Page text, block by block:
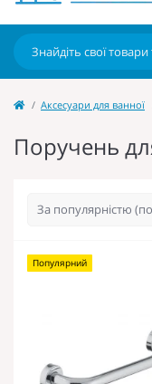
Аксесуари для ванної
Поручень
Популярний